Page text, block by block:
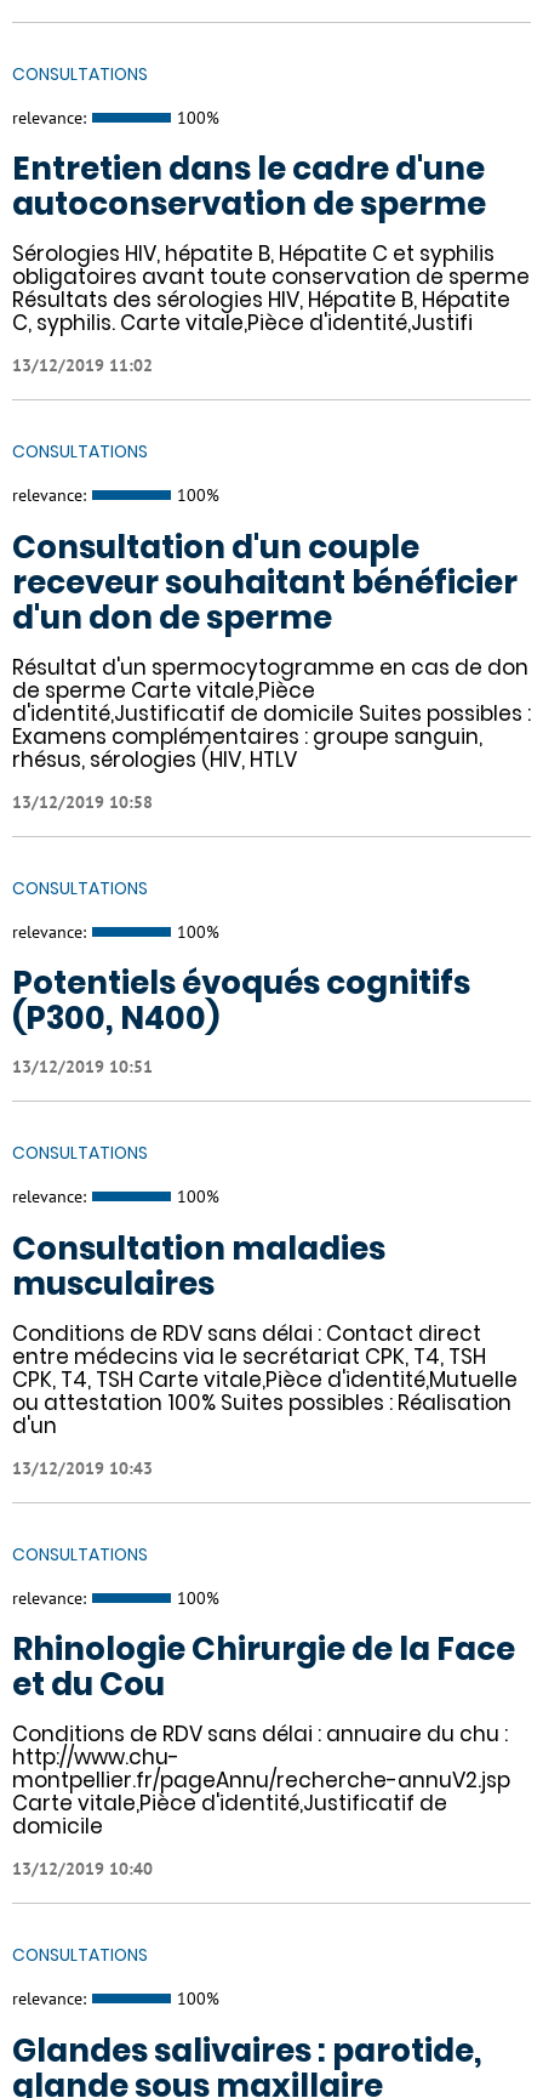
CONSULTATIONS
relevance: 100%
Entretien dans le cadre d'une
autoconservation de sperme
Sérologies HIV, hépatite B, Hépatite C et syphilis
obligatoires avant toute conservation de sperme
Résultats des sérologies HIV, Hépatite B, Hépatite
C, syphilis. Carte vitale,Pièce d'identité,Justifi
13/12/2019 11:02
CONSULTATIONS
relevance: 100%
Consultation d'un couple
receveur souhaitant bénéficier
d'un don de sperme
Résultat d'un spermocytogramme en cas de don
de sperme Carte vitale,Pièce
d'identité,Justificatif de domicile Suites possibles :
Examens complémentaires : groupe sanguin,
rhésus, sérologies (HIV, HTLV
13/12/2019 10:58
CONSULTATIONS
relevance: 100%
Potentiels évoqués cognitifs
(P300, N400)
13/12/2019 10:51
CONSULTATIONS
relevance: 100%
Consultation maladies
musculaires
Conditions de RDV sans délai : Contact direct
entre médecins via le secrétariat CPK, T4, TSH
CPK, T4, TSH Carte vitale,Pièce d'identité,Mutuelle
ou attestation 100% Suites possibles : Réalisation
d'un
13/12/2019 10:43
CONSULTATIONS
relevance: 100%
Rhinologie Chirurgie de la Face
et du Cou
Conditions de RDV sans délai : annuaire du chu :
http://www.chu-
montpellier.fr/pageAnnu/recherche-annuV2.jsp
Carte vitale,Pièce d'identité,Justificatif de
domicile
13/12/2019 10:40
CONSULTATIONS
relevance: 100%
Glandes salivaires : parotide,
glande sous maxillaire